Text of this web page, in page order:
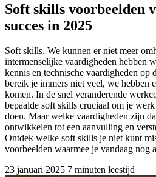
Soft skills voorbeelden
succes in 2025
Soft skills. We kunnen er niet meer
intermenselijke vaardigheden hebben
kennis en technische vaardigheden op
bereik je immers niet veel, we hebben
komen. In de snel veranderende
bepaalde soft skills cruciaal om je
doen. Maar welke vaardigheden zijn
ontwikkelen tot een aanvulling en
Ontdek welke soft skills je niet kunt
voorbeelden waarmee je vandaag nog
23 januari 2025 7 minuten leestijd